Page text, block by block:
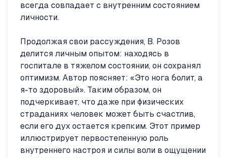
всегда совпадает с внутренним состоянием
личности.
Продолжая свои рассуждения, В. Розов
делится личным опытом: находясь в
госпитале в тяжелом состоянии, он сохранял
оптимизм. Автор поясняет: «Это нога болит, а
я-то здоровый». Таким образом, он
подчеркивает, что даже при физических
страданиях человек может быть счастлив,
если его дух остается крепким. Этот пример
иллюстрирует первостепенную роль
внутреннего настроя и силы воли в ощущении